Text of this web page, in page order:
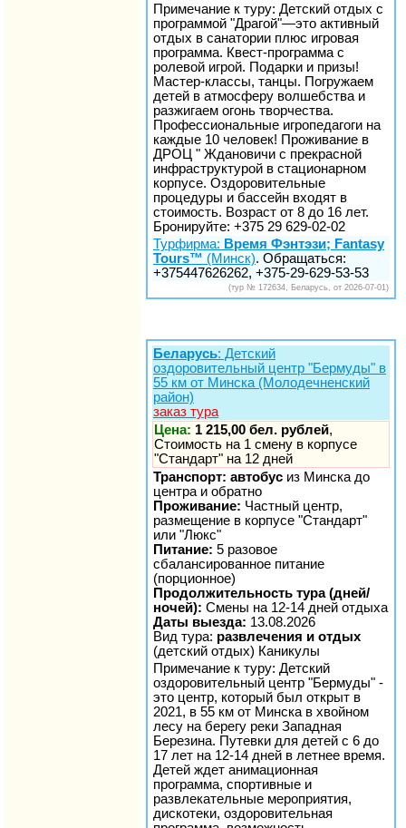
Примечание к туру: Детский отдых с
программой "Драгой"—это активный
отдых в санатории плюс игровая
программа. Квест-программа с
ролевой игрой. Подарки и призы!
Мастер-классы, танцы. Погружаем
детей в атмосферу волшебства и
разжигаем огонь творчества.
Профессиональные игропедагоги на
каждые 10 человек! Проживание в
ДРОЦ " Ждановичи с прекрасной
инфраструктурой в стационарном
корпусе. Оздоровительные
процедуры и бассейн входят в
стоимость. Возраст от 8 до 16 лет.
Бронируйте: +375 29 629-02-02
Турфирма: Время Фэнтэзи; Fantasy
Tours™ (Минск). Обращаться:
+375447626262, +375-29-629-53-53
(тур № 172634, Беларусь, от 2026-07-01)
Беларусь: Детский
оздоровительный центр "Бермуды" в
55 км от Минска (Молодечненский
район)
заказ тура
Цена: 1 215,00 бел. рублей,
Стоимость на 1 смену в корпусе
"Стандарт" на 12 дней
Транспорт: автобус из Минска до
центра и обратно
Проживание: Частный центр,
размещение в корпусе "Стандарт"
или "Люкс"
Питание: 5 разовое
сбалансированное питание
(порционное)
Продолжительность тура (дней/
ночей): Смены на 12-14 дней отдыха
Даты выезда: 13.08.2026
Вид тура: развлечения и отдых
(детский отдых) Каникулы
Примечание к туру: Детский
оздоровительный центр "Бермуды" -
это центр, который был открыт в
2021, в 55 км от Минска в хвойном
лесу на берегу реки Западная
Березина. Путевки для детей с 6 до
17 лет на 12-14 дней в летнее время.
Детей ждет анимационная
программа, спортивные и
развлекательные мероприятия,
дискотеки, оздоровительная